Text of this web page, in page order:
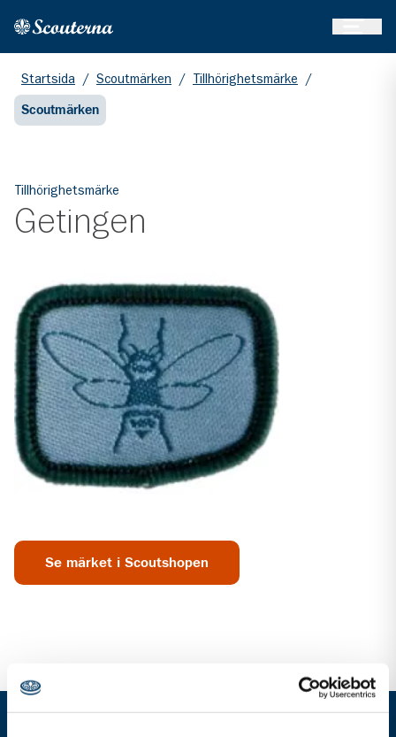
Hem
Startsida / Scoutmärken / Tillhörighetsmärke /
Scoutmärken
Tillhörighetsmärke
Getingen
Se märket i Scoutshopen